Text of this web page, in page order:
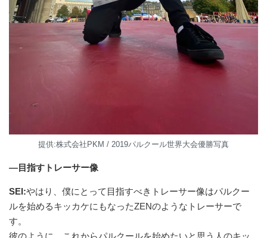
提供:株式会社PKM / 2019パルクール世界大会優勝写真
―目指すトレーサー像
SEI:やはり、僕にとって目指すべきトレーサー像はパルクー
ルを始めるキッカケにもなったZENのようなトレーサーで
す。